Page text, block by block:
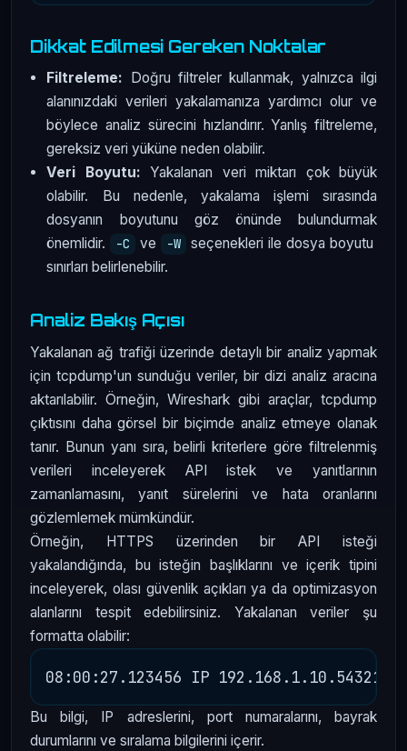
Dikkat Edilmesi Gereken Noktalar
Filtreleme: Doğru filtreler kullanmak, yalnızca ilgi
alanınızdaki verileri yakalamanıza yardımcı olur ve
böylece analiz sürecini hızlandırır. Yanlış filtreleme,
gereksiz veri yüküne neden olabilir.
Veri Boyutu: Yakalanan veri miktarı çok büyük
olabilir. Bu nedenle, yakalama işlemi sırasında
dosyanın boyutunu göz önünde bulundurmak
önemlidir.
-C ve -W
seçenekleri ile dosya boyutu
sınırları belirlenebilir.
Analiz Bakış Açısı
Yakalanan ağ trafiği üzerinde detaylı bir analiz yapmak
için tcpdump'un sunduğu veriler, bir dizi analiz aracına
aktarılabilir. Örneğin, Wireshark gibi araçlar, tcpdump
çıktısını daha görsel bir biçimde analiz etmeye olanak
tanır. Bunun yanı sıra, belirli kriterlere göre filtrelenmiş
verileri inceleyerek API istek ve yanıtlarının
zamanlamasını, yanıt sürelerini ve hata oranlarını
gözlemlemek mümkündür.
Örneğin, HTTPS üzerinden bir API isteği
yakalandığında, bu isteğin başlıklarını ve içerik tipini
inceleyerek, olası güvenlik açıkları ya da optimizasyon
alanlarını tespit edebilirsiniz. Yakalanan veriler şu
formatta olabilir:
Bu bilgi, IP adreslerini, port numaralarını, bayrak
durumlarını ve sıralama bilgilerini içerir.